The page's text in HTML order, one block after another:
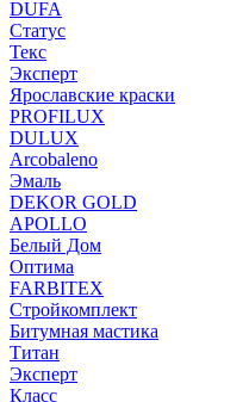
DUFA
Статус
Текс
Эксперт
Ярославские краски
PROFILUX
DULUX
Arcobaleno
Эмаль
DEKOR GOLD
APOLLO
Белый Дом
Оптима
FARBITEX
Стройкомплект
Битумная мастика
Титан
Эксперт
Класс